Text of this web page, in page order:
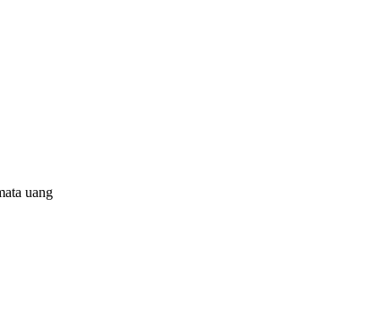
uang